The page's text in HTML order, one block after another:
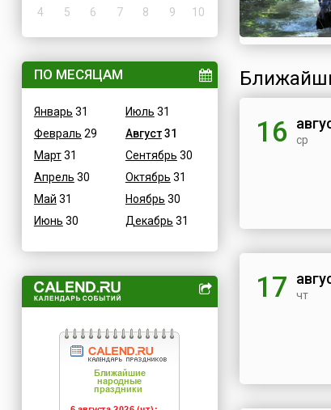
4
5 6 7 8 9 10
ПО МЕСЯЦАМ
Январь 31
Февраль 29
Март31
Апрель 30
Май 31
Июнь 30
Июль 31
Август31
Сентябрь 30
Октябрь 31
Ноябрь 30
Декабрь 31
16 ср
17 чт